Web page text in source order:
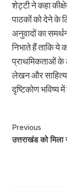
शेट्टी ने कहा
पाठकों को देने के
अनुवादों का
निभाते हैं ताकि ये
प्राथमिकताओं के
लेखन और साहित्य
दृष्टिकोण भविष्य
Post
Previous
उत्तराखंड को मिला